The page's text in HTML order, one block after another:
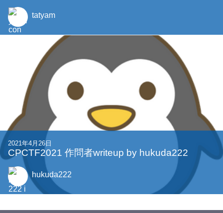
CPCTFを開催します
noc7t 他